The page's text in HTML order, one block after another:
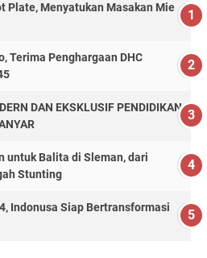
Plate, Menyatukan Masakan Mie
Terima Penghargaan DHC
DAN EKSKLUSIF PENDIDIKAN
untuk Balita di Sleman, dari
Stunting
Indonusa Siap Bertransformasi